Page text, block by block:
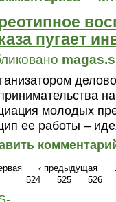
пугает
молодых
ее работы –
‹ предыдущая
524
525 526